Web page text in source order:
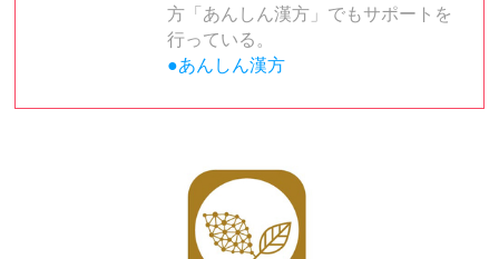
方「あんしん漢方」でもサポートを
行っている。
●あんしん漢方